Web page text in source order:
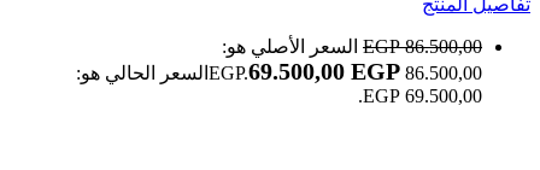
86.500,00
EGP
السعر الأصلي هو:
86.500,00 EGP.
69.500,00EGP
السعر الحالي هو:
69.500,00 EGP.